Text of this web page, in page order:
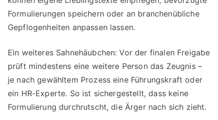
Formulierungen speichern oder an branchenübliche
Gepflogenheiten anpassen lassen.
Ein weiteres Sahnehäubchen: Vor der finalen Freigabe
prüft mindestens eine weitere Person das Zeugnis –
je nach gewähltem Prozess eine Führungskraft oder
ein HR-Experte. So ist sichergestellt, dass keine
Formulierung durchrutscht, die Ärger nach sich zieht.